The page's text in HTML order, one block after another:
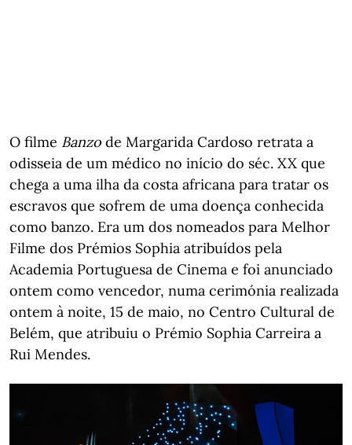
O filme Banzo de Margarida Cardoso retrata a
odisseia de um médico no início do séc. XX que
chega a uma ilha da costa africana para tratar os
escravos que sofrem de uma doença conhecida
como banzo. Era um dos nomeados para Melhor
Filme dos Prémios Sophia atribuídos pela
Academia Portuguesa de Cinema e foi anunciado
ontem como vencedor, numa cerimónia realizada
ontem à noite, 15 de maio, no Centro Cultural de
Belém, que atribuiu o Prémio Sophia Carreira a
Rui Mendes.